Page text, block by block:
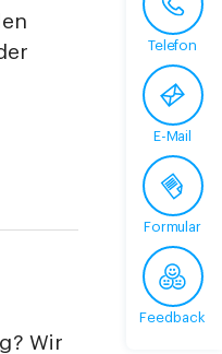
Wir
Telefon
E-Mail
Formular
Feedback